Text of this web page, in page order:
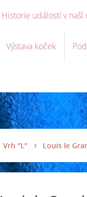
Historie událostí v naší
Výstava koček
Vrh "L" Louis le